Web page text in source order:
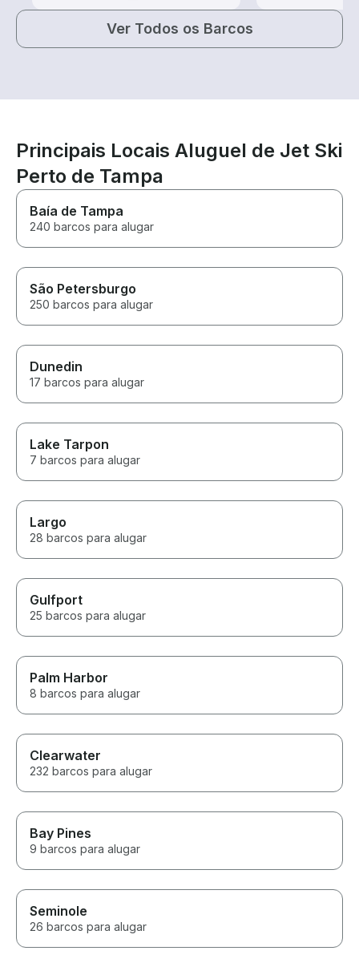
Ver Todos os Barcos
Principais Locais Aluguel de Jet Ski
Perto de Tampa
Baía de Tampa
240 barcos para alugar
São Petersburgo
250 barcos para alugar
Dunedin
17 barcos para alugar
Lake Tarpon
7 barcos para alugar
Largo
28 barcos para alugar
Gulfport
25 barcos para alugar
Palm Harbor
8 barcos para alugar
Clearwater
232 barcos para alugar
Bay Pines
9 barcos para alugar
Seminole
26 barcos para alugar